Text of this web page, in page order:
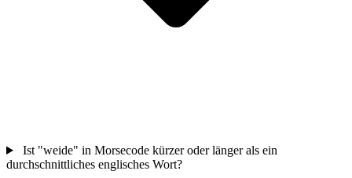
Ist "weide" in Morsecode kürzer oder länger als ein
durchschnittliches englisches Wort?